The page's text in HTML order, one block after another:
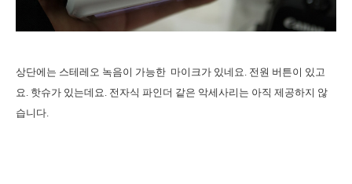
상단에는 스테레오 녹음이 가능한 마이크가 있네요. 전원 버튼이 있고
요. 핫슈가 있는데요. 전자식 파인더 같은 악세사리는 아직 제공하지 않
습니다.